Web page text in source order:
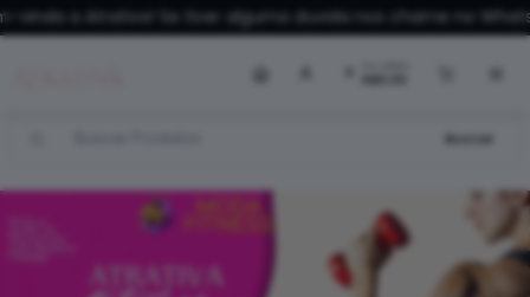
a Atrativa! Se tiver alguma duvida nos chame no WhatsApp!
Buscar
Alguém de Feira de Santana - BA
CONJUNTO MEG CANELADO C/ BOLSO.